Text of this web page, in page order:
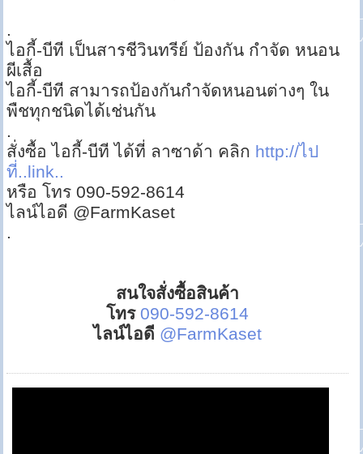
.
ไอกี้-บีที เป็นสารชีวินทรีย์ ป้องกัน กำจัด หนอน
ผีเสื้อ
ไอกี้-บีที สามารถป้องกันกำจัดหนอนต่างๆ ใน
พืชทุกชนิดได้เช่นกัน
.
สั่งซื้อ ไอกี้-บีที ได้ที่ ลาซาด้า คลิก http://ไป
ที่..link..
หรือ โทร 090-592-8614
ไลน์ไอดี @FarmKaset
.
สนใจสั่งซื้อสินค้า
โทร 090-592-8614
ไลน์ไอดี @FarmKaset